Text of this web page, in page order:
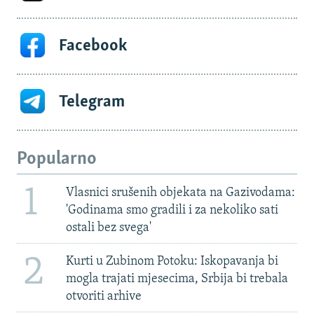
Facebook
Telegram
Popularno
1
Vlasnici srušenih objekata na Gazivodama:
'Godinama smo gradili i za nekoliko sati
ostali bez svega'
2
Kurti u Zubinom Potoku: Iskopavanja bi
mogla trajati mjesecima, Srbija bi trebala
otvoriti arhive